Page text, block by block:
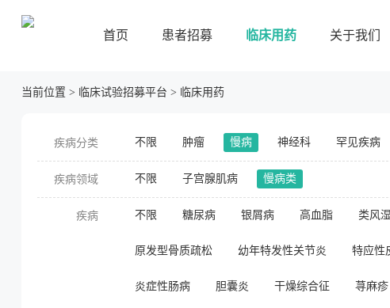
首页 患者招募 临床用药 关于我们
当前位置 > 临床试验招募平台 > 临床用药
疾病分类 不限 肿瘤 慢病 神经科 罕见疾病
疾病领域 不限 子宫腺肌病 慢病类
疾病 不限 糖尿病 银屑病 高血脂 类风
原发型骨质疏松 幼年特发性关节炎 特应性
炎症性肠病 胆囊炎 干燥综合征 荨麻疹